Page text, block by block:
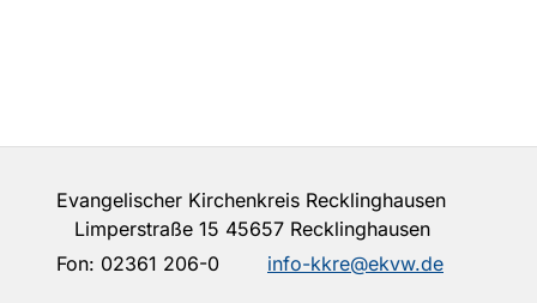
Evangelischer Kirchenkreis Recklinghausen
Limperstraße 15 45657 Recklinghausen
Fon: 02361 206-0 info-kkre@ekvw.de